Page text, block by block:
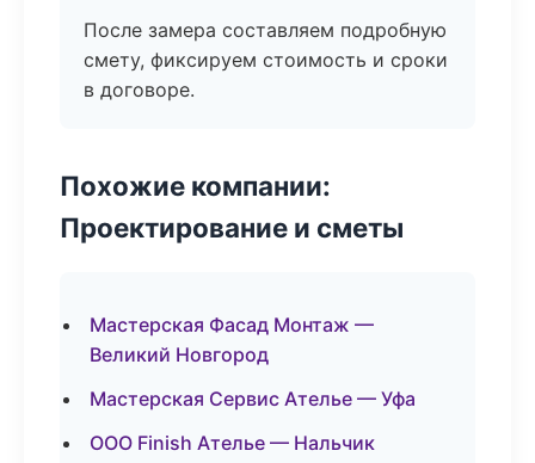
После замера составляем подробную
смету, фиксируем стоимость и сроки
в договоре.
Похожие компании:
Проектирование и сметы
Мастерская Фасад Монтаж —
Великий Новгород
Мастерская Сервис Ателье — Уфа
ООО Finish Ателье — Нальчик